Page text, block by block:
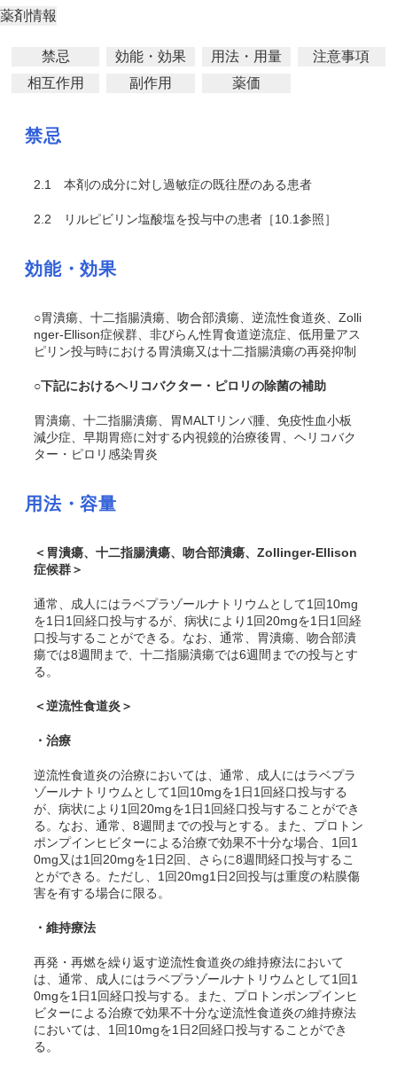
薬剤情報
禁忌 効能・効果 用法・用量
注意事項
相互作用
副作用 薬価
禁忌
2.1 本剤の成分に対し過敏症の既往歴のある患者
2.2 リルピビリン塩酸塩を投与中の患者［10.1参照］
効能・効果
○胃潰瘍、十二指腸潰瘍、吻合部潰瘍、逆流性食道炎、Zolli
nger-Ellison症候群、非びらん性胃食道逆流症、低用量アス
ピリン投与時における胃潰瘍又は十二指腸潰瘍の再発抑制
○下記におけるヘリコバクター・ピロリの除菌の補助
胃潰瘍、十二指腸潰瘍、胃MALTリンパ腫、免疫性血小板
減少症、早期胃癌に対する内視鏡的治療後胃、ヘリコバク
ター・ピロリ感染胃炎
用法・容量
＜胃潰瘍、十二指腸潰瘍、吻合部潰瘍、Zollinger-Ellison
症候群＞
通常、成人にはラベプラゾールナトリウムとして1回10mg
を1日1回経口投与するが、病状により1回20mgを1日1回経
口投与することができる。なお、通常、胃潰瘍、吻合部潰
瘍では8週間まで、十二指腸潰瘍では6週間までの投与とす
る。
＜逆流性食道炎＞
・治療
逆流性食道炎の治療においては、通常、成人にはラベプラ
ゾールナトリウムとして1回10mgを1日1回経口投与する
が、病状により1回20mgを1日1回経口投与することができ
る。なお、通常、8週間までの投与とする。また、プロトン
ポンプインヒビターによる治療で効果不十分な場合、1回1
0mg又は1回20mgを1日2回、さらに8週間経口投与するこ
とができる。ただし、1回20mg1日2回投与は重度の粘膜傷
害を有する場合に限る。
・維持療法
再発・再燃を繰り返す逆流性食道炎の維持療法において
は、通常、成人にはラベプラゾールナトリウムとして1回1
0mgを1日1回経口投与する。また、プロトンポンプインヒ
ビターによる治療で効果不十分な逆流性食道炎の維持療法
においては、1回10mgを1日2回経口投与することができ
る。